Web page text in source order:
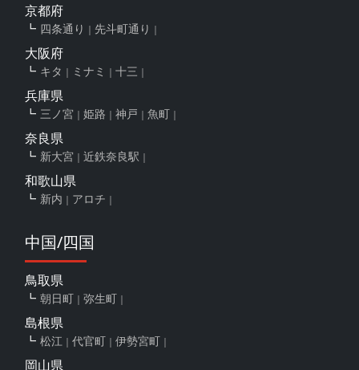
京都府
四条通り 先斗町通り
大阪府
キタ ミナミ 十三
兵庫県
三ノ宮 姫路 神戸 魚町
奈良県
新大宮 近鉄奈良駅
和歌山県
新内 アロチ
中国/四国
鳥取県
朝日町 弥生町
島根県
松江 代官町 伊勢宮町
岡山県